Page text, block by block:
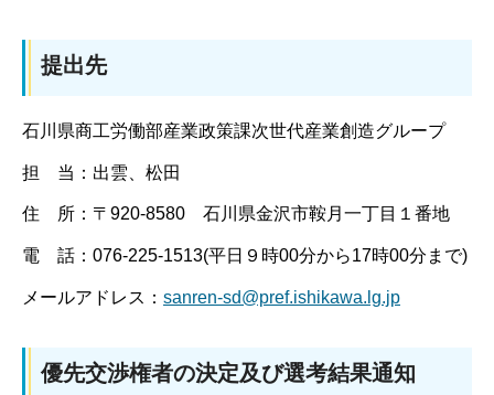
提出先
石川県商工労働部産業政策課次世代産業創造グループ
担 当：出雲、松田
住 所：〒920-8580 石川県金沢市鞍月一丁目１番地
電 話：076-225-1513(平日９時00分から17時00分まで)
メールアドレス： sanren-sd@pref.ishikawa.lg.jp
優先交渉権者の決定及び選考結果通知